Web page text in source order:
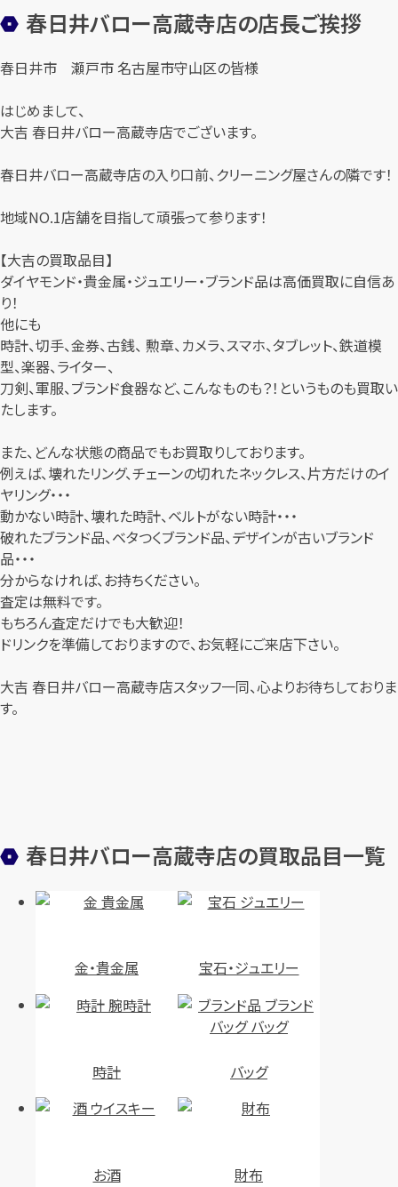
春日井バロー高蔵寺店の店長ご挨拶
春日井市 瀬戸市 名古屋市守山区の皆様
はじめまして、
大吉 春日井バロー高蔵寺店でございます。
春日井バロー高蔵寺店の入り口前、クリーニング屋さんの隣です！
地域NO.1店舗を目指して頑張って参ります！
【大吉の買取品目】
ダイヤモンド・貴金属・ジュエリー・ブランド品は高価買取に自信あ
り！
他にも
時計、切手、金券、古銭、 勲章、カメラ、スマホ、タブレット、鉄道模
型、楽器、ライター、
刀剣、軍服、ブランド食器など、こんなものも？！というものも買取い
たします。
また、どんな状態の商品でもお買取りしております。
例えば、壊れたリング、チェーンの切れたネックレス、片方だけのイ
ヤリング・・・
動かない時計、壊れた時計、ベルトがない時計・・・
破れたブランド品、ベタつくブランド品、デザインが古いブランド
品・・・
分からなければ、お持ちください。
査定は無料です。
もちろん査定だけでも大歓迎！
ドリンクを準備しておりますので、お気軽にご来店下さい。
大吉 春日井バロー高蔵寺店スタッフ一同、心よりお待ちしておりま
す。
春日井バロー高蔵寺店の買取品目一覧
金・貴金属 宝石・ジュエリー
時計 バッグ
お酒 財布